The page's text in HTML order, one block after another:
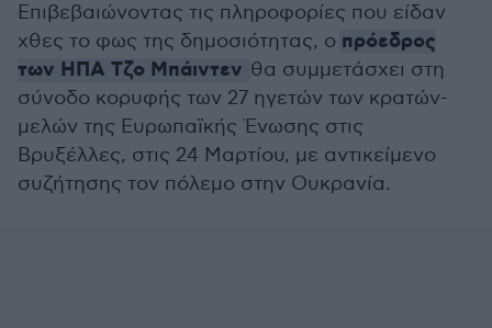
Επιβεβαιώνοντας τις πληροφορίες που είδαν
χθες το φως της δημοσιότητας, ο πρόεδρος
των ΗΠΑ Τζο Μπάιντεν θα συμμετάσχει στη
σύνοδο κορυφής των 27 ηγετών των κρατών-
μελών της Ευρωπαϊκής Ένωσης στις
Βρυξέλλες, στις 24 Μαρτίου, με αντικείμενο
συζήτησης τον πόλεμο στην Ουκρανία.